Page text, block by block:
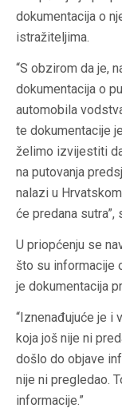
dokumentacija o
istražiteljima.
“S obzirom da je,
dokumentacija o
automobila
te dokumentacije
želimo izvijestiti
na putovanja
nalazi u
će predana sutra”,
U priopćenju se
što su informacije
je dokumentacija
“Iznenađujuće je i
koja još nije ni
došlo do objave
nije ni pregledao.
informacije.”